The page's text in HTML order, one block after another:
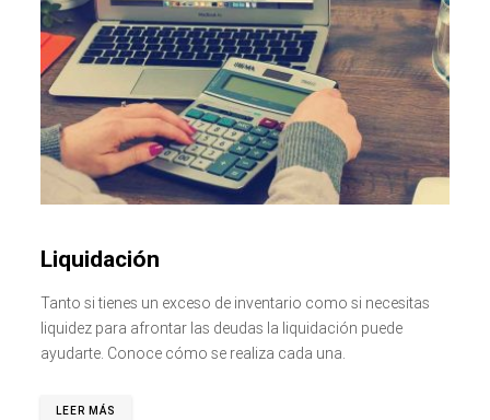
Liquidación
Tanto si tienes un exceso de inventario como si necesitas
liquidez para afrontar las deudas la liquidación puede
ayudarte. Conoce cómo se realiza cada una.
LEER MÁS